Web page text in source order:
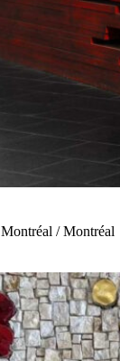
/ Montréal